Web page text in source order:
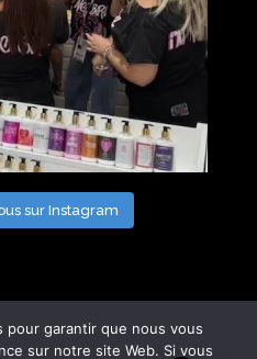
sur Instagram
pour garantir que nous vous
sur notre site Web. Si vous